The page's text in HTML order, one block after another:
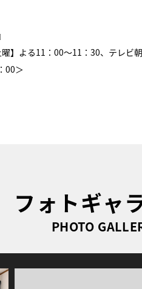
】よる11：00～11：30、テレビ
00＞
フォトギャ
PHOTO